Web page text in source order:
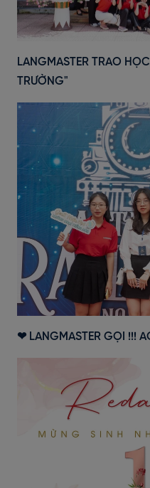
LANGMASTER TRAO
TRƯỜNG"
❤ LANGMASTER GỌI !!!